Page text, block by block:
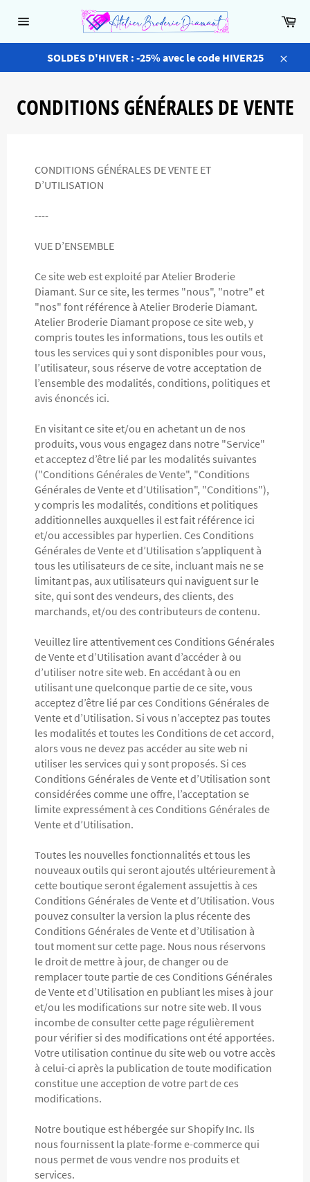
SOLDES D'HIVER : -25% avec le code HIVER25
Close
CONDITIONS GÉNÉRALES DE VENTE
CONDITIONS GÉNÉRALES DE VENTE ET
D’UTILISATION
----
VUE D’ENSEMBLE
Ce site web est exploité par Atelier Broderie
Diamant. Sur ce site, les termes "nous", "notre" et
"nos" font référence à Atelier Broderie Diamant.
Atelier Broderie Diamant propose ce site web, y
compris toutes les informations, tous les outils et
tous les services qui y sont disponibles pour vous,
l’utilisateur, sous réserve de votre acceptation de
l’ensemble des modalités, conditions, politiques et
avis énoncés ici.
En visitant ce site et/ou en achetant un de nos
produits, vous vous engagez dans notre "Service"
et acceptez d’être lié par les modalités suivantes
("Conditions Générales de Vente", "Conditions
Générales de Vente et d’Utilisation", "Conditions"),
y compris les modalités, conditions et politiques
additionnelles auxquelles il est fait référence ici
et/ou accessibles par hyperlien. Ces Conditions
Générales de Vente et d’Utilisation s’appliquent à
tous les utilisateurs de ce site, incluant mais ne se
limitant pas, aux utilisateurs qui naviguent sur le
site, qui sont des vendeurs, des clients, des
marchands, et/ou des contributeurs de contenu.
Veuillez lire attentivement ces Conditions Générales
de Vente et d’Utilisation avant d’accéder à ou
d’utiliser notre site web. En accédant à ou en
utilisant une quelconque partie de ce site, vous
acceptez d’être lié par ces Conditions Générales de
Vente et d’Utilisation. Si vous n’acceptez pas toutes
les modalités et toutes les Conditions de cet accord,
alors vous ne devez pas accéder au site web ni
utiliser les services qui y sont proposés. Si ces
Conditions Générales de Vente et d’Utilisation sont
considérées comme une offre, l’acceptation se
limite expressément à ces Conditions Générales de
Vente et d’Utilisation.
Toutes les nouvelles fonctionnalités et tous les
nouveaux outils qui seront ajoutés ultérieurement à
cette boutique seront également assujettis à ces
Conditions Générales de Vente et d’Utilisation. Vous
pouvez consulter la version la plus récente des
Conditions Générales de Vente et d’Utilisation à
tout moment sur cette page. Nous nous réservons
le droit de mettre à jour, de changer ou de
remplacer toute partie de ces Conditions Générales
de Vente et d’Utilisation en publiant les mises à jour
et/ou les modifications sur notre site web. Il vous
incombe de consulter cette page régulièrement
pour vérifier si des modifications ont été apportées.
Votre utilisation continue du site web ou votre accès
à celui-ci après la publication de toute modification
constitue une acception de votre part de ces
modifications.
Notre boutique est hébergée sur Shopify Inc. Ils
nous fournissent la plate-forme e-commerce qui
nous permet de vous vendre nos produits et
services.